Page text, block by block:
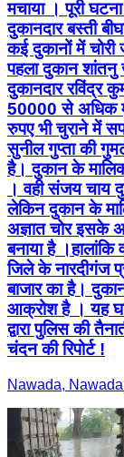
मचाया । पूरी
दुकानदार बस्ती
कई दुकानों में
पहला दुकान
दुकानदार रविंद्र
50000 से अधिक
रुपए भी चुराने में
सुनील गुप्ता की
है। दुकान के
। वही संजय चाय
लेकिन दुकान के
अज्ञात चोर इसके
बनाया है
जिले के नारदीगंज
बाजार का है।
आक्रोश है । यह
द्वारा पुलिस की
चंदन की रिपोर्ट !
Nawada,